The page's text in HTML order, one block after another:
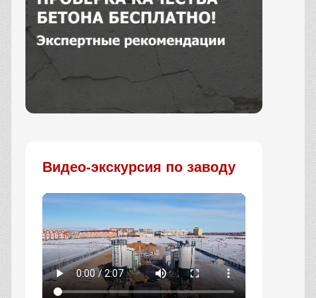
Видео-экскурсия по заводу